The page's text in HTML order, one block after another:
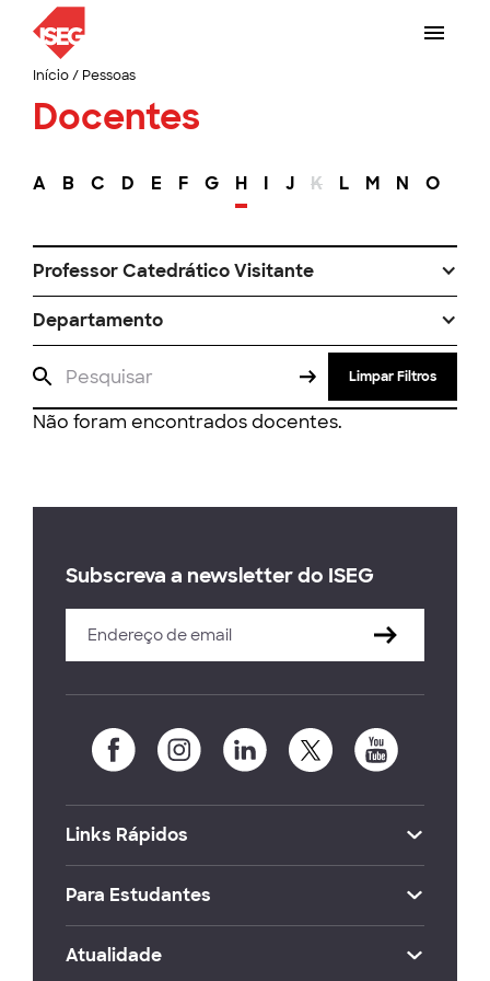
Início/ Pessoas
Docentes
A B C D E F G H I J K L M N O
Professor Catedrático Visitante
Departamento
Limpar Filtros
Não foram encontrados docentes.
Subscreva a newsletter do ISEG
Links Rápidos
Para Estudantes
Atualidade